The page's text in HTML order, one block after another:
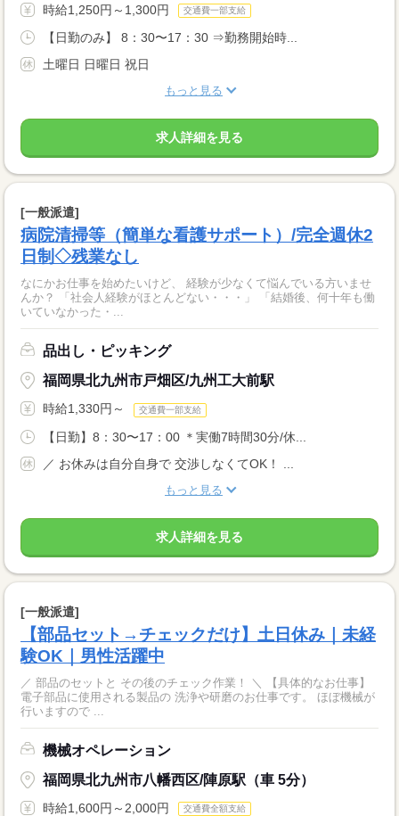
時給1,250円～1,300円 交通費一部支給
【日勤のみ】 8：30〜17：30 ⇒勤務開始時...
土曜日 日曜日 祝日
もっと見る
求人詳細を見る
[一般派遣]
病院清掃等（簡単な看護サポート）/完全週休2
日制◇残業なし
なにかお仕事を始めたいけど、 経験が少なくて悩んでいる方いませ
んか？ 「社会人経験がほとんどない・・・」 「結婚後、何十年も働
いていなかった・...
品出し・ピッキング
福岡県北九州市戸畑区/九州工大前駅
時給1,330円～ 交通費一部支給
【日勤】8：30〜17：00 ＊実働7時間30分/休...
／ お休みは自分自身で 交渉しなくてOK！ ...
もっと見る
求人詳細を見る
[一般派遣]
【部品セット→チェックだけ】土日休み｜未経
験OK｜男性活躍中
／ 部品のセットと その後のチェック作業！ ＼ 【具体的なお仕事】
電子部品に使用される製品の 洗浄や研磨のお仕事です。 ほぼ機械が
行いますので ...
機械オペレーション
福岡県北九州市八幡西区/陣原駅（車 5分）
時給1,600円～2,000円 交通費全額支給